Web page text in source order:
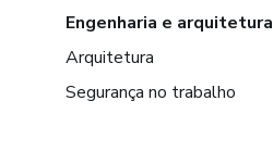
Engenharia e arquitetura
Arquitetura
Segurança no trabalho